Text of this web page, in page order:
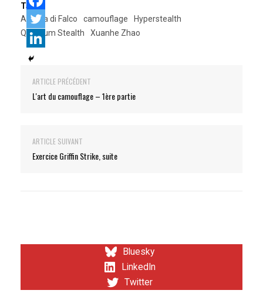
Tags:
Andrea di Falco
camouflage
Hyperstealth
Quantum Stealth
Xuanhe Zhao
ARTICLE PRÉCÉDENT
L'art du camouflage – 1ère partie
ARTICLE SUIVANT
Exercice Griffin Strike, suite
Bluesky
LinkedIn
Twitter